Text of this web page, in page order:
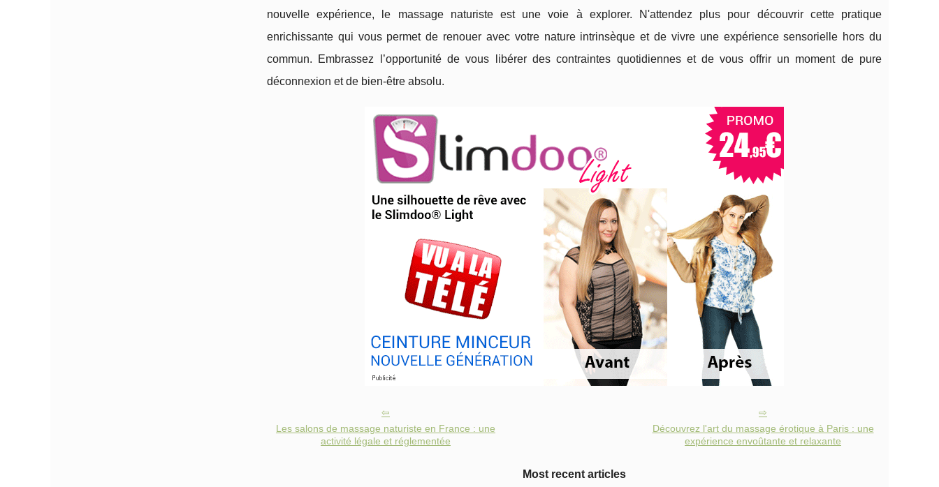
nouvelle expérience, le massage naturiste est une voie à explorer. N'attendez plus pour découvrir cette pratique
enrichissante qui vous permet de renouer avec votre nature intrinsèque et de vivre une expérience sensorielle hors du
commun. Embrassez l’opportunité de vous libérer des contraintes quotidiennes et de vous offrir un moment de pure
déconnexion et de bien-être absolu.
Les salons de massage naturiste en France : une
activité légale et réglementée
Découvrez l'art du massage érotique à Paris : une
expérience envoûtante et relaxante
Most recent articles